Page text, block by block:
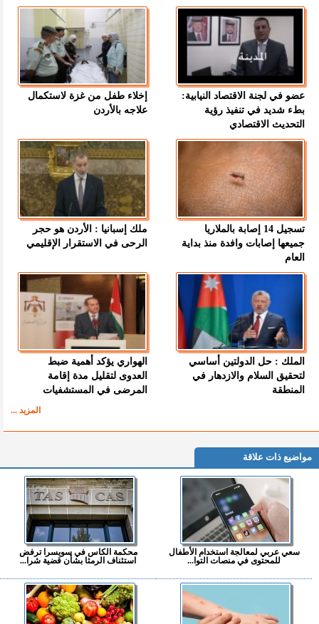
عضو في لجنة الاقتصاد النيابية:
بطء شديد في تنفيذ رؤية
التحديث الاقتصادي
إخلاء طفل من غزة لاستكمال
علاجه بالأردن
تسجيل 14 إصابة بالملاريا
جميعها إصابات وافدة منذ بداية
العام
ملك إسبانيا : الأردن هو حجر
الرحى في الاستقرار الإقليمي
الملك : حل الدولتين أساسي
لتحقيق السلام والازدهار في
المنطقة
الهواري يؤكد أهمية ضبط
العدوى لتقليل مدة إقامة
المرضى في المستشفيات
المزيد ...
مواضيع ذات علاقة
سعي عربي لمعالجة استخدام الأطفال
للمحتوى في منصات التوا...
محكمة الكاس في سويسرا ترفض
استئناف الرمثا بشأن قضية شرا...